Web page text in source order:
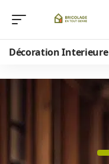
Décoration Interieure